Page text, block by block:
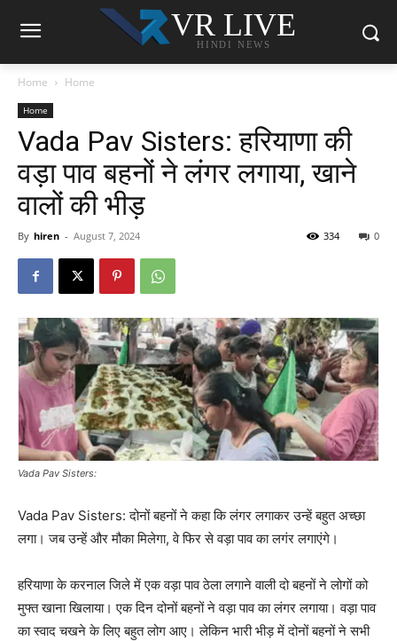
VR LIVE
HINDI NEWS
Home Home
Home
Vada Pav Sisters: हरियाणा की
वड़ा पाव बहनों ने लंगर लगाया, खाने
वालों की भीड़
By hiren - August 7, 2024 0
334
Vada Pav Sisters:
Vada Pav Sisters: दोनों बहनों ने कहा कि लंगर लगाकर उन्हें बहुत अच्छा
लगा। जब उन्हें और मौका मिलेगा, वे फिर से वड़ा पाव का लगंर लगाएंगे।
हरियाणा के करनाल जिले में एक वड़ा पाव ठेला लगाने वाली दो बहनों ने लोगों को
मुफ्त खाना खिलाया। एक दिन दोनों बहनों ने वड़ा पाव का लंगर लगाया। वड़ा पाव
का स्वाद चखने के लिए बहुत लोग आए। लेकिन भारी भीड़ में दोनों बहनों ने सभी